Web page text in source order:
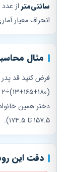
سانتی‌متراز عدد
انحراف معیار آماری
مثال محاسبه
فرض کنید قد پدر ۱۸۰
دختر همین خانواده: (۱۸۰+۱۶۵−۱۳)÷۲ =
۱۵۷.۵ تا ۱۷۴.۵).
دقت این